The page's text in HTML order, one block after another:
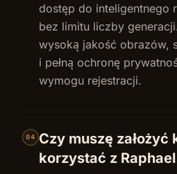
dostęp do inteligentnego
bez limitu liczby
wysoką jakość obrazów,
i pełną ochronę
wymogu rejestracji.
04
Czy muszę założyć
korzystać z